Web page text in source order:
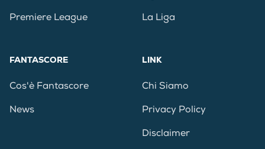
Premiere League La Liga
FANTASCORE
Cos'è Fantascore
News
LINK
Chi Siamo
Privacy Policy
Disclaimer